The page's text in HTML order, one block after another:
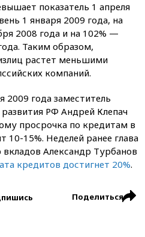
показатель 1 апреля
1 января 2009 года, на
2008 года и на 102% —
Таким образом,
растет меньшими
компаний.
2009 года заместитель
РФ Андрей Клепач
просрочка по кредитам в
10-15%. Неделей ранее глава
Александр Турбанов
кредитов достигнет 20%.
Поделиться